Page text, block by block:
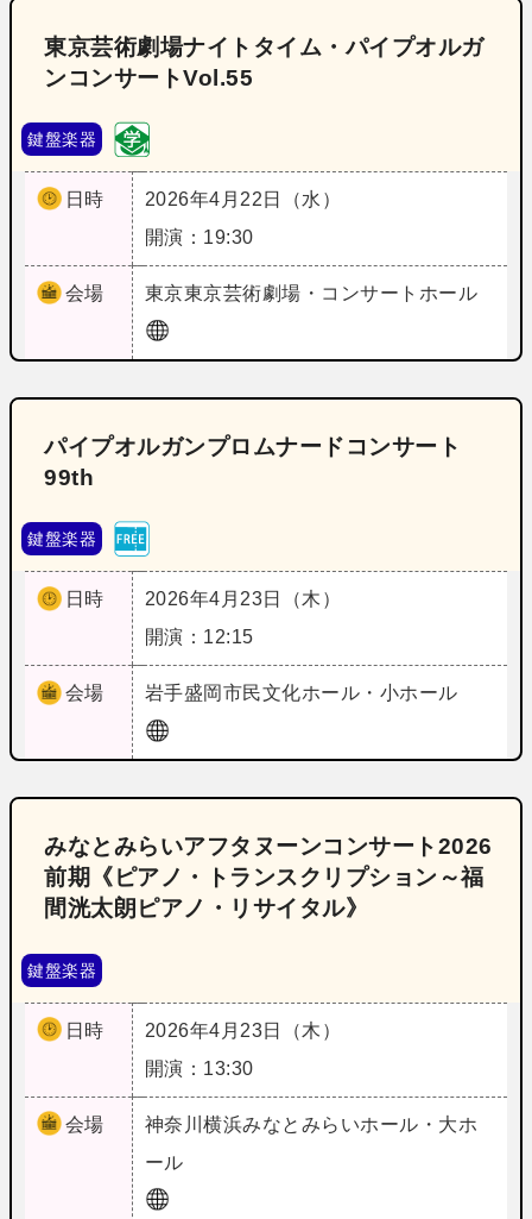
東京芸術劇場ナイトタイム・パイプオルガ
ンコンサートVol.55
鍵盤楽器
日時
2026年4月22日（水）
開演：19:30
会場 東京東京芸術劇場・コンサートホール
パイプオルガンプロムナードコンサート
99th
鍵盤楽器
日時
2026年4月23日（木）
開演：12:15
会場 岩手盛岡市民文化ホール・小ホール
みなとみらいアフタヌーンコンサート2026
前期《ピアノ・トランスクリプション～福
間洸太朗ピアノ・リサイタル》
鍵盤楽器
日時
2026年4月23日（木）
開演：13:30
会場 神奈川横浜みなとみらいホール・大ホ
ール